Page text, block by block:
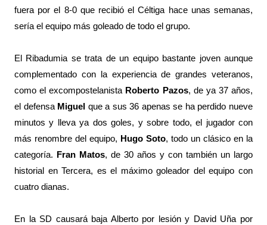
fuera por el 8-0 que recibió el Céltiga hace unas semanas,
sería el equipo más goleado de todo el grupo.
El Ribadumia se trata de un equipo bastante joven aunque
complementado con la experiencia de grandes veteranos,
como el excompostelanista Roberto Pazos, de ya 37 años,
el defensa Miguel que a sus 36 apenas se ha perdido nueve
minutos y lleva ya dos goles, y sobre todo, el jugador con
más renombre del equipo, Hugo Soto, todo un clásico en la
categoría. Fran Matos, de 30 años y con también un largo
historial en Tercera, es el máximo goleador del equipo con
cuatro dianas.
En la SD causará baja Alberto por lesión y David Uña por